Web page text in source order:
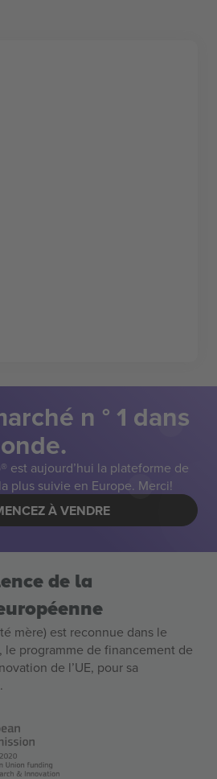
n ° 1 dans
est aujourd’hui la plateforme de
plus suivie en Europe. Merci!
À VENDRE
de la
mère) est reconnue dans le
le programme de financement de
de l’UE, pour sa